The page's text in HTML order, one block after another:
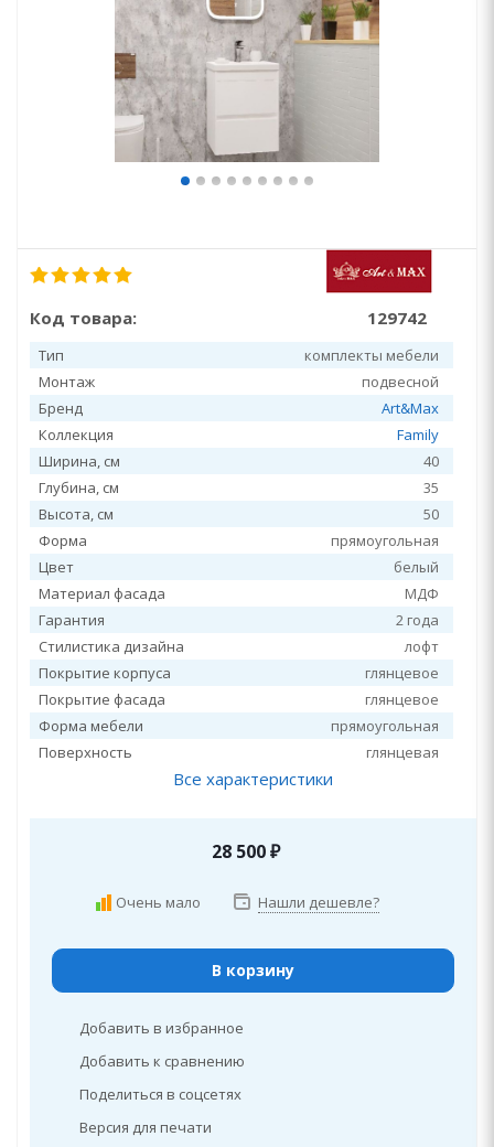
Код товара: 129742
Тип
комплекты мебели
Монтаж
подвесной
Бренд
Art&Max
Коллекция
Family
Ширина, см
40
Глубина, см
35
Высота, см
50
Форма
прямоугольная
Цвет
белый
Материал фасада
МДФ
Гарантия
2 года
Стилистика дизайна
лофт
Покрытие корпуса
глянцевое
Покрытие фасада
глянцевое
Форма мебели
прямоугольная
Поверхность
глянцевая
Все характеристики
28 500₽
Очень мало Нашли дешевле?
В корзину
Добавить в избранное
Добавить к сравнению
Поделиться в соцсетях
Версия для печати